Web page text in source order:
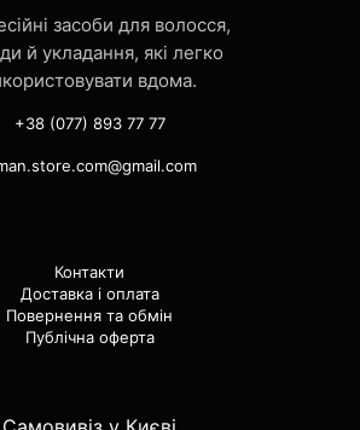
засоби для волосся,
й укладання, які легко
вдома.
+38 (077) 893 77 77
Контакти
Доставка і оплата
Повернення та обмін
Публічна оферта